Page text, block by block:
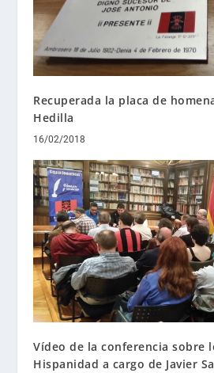
Recuperada la placa de
Hedilla
16/02/2018
Vídeo de la conferencia sobre
Hispanidad a cargo de Javier